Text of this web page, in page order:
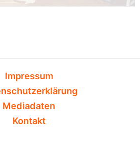
Impressum
Mediadaten
Kontakt